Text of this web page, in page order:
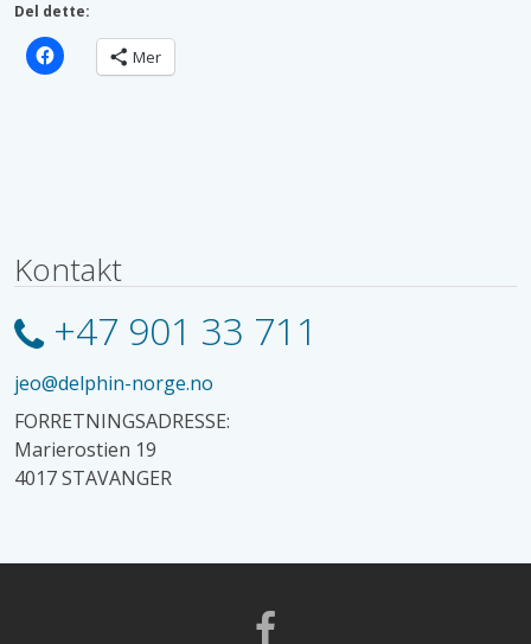
Del dette:
Mer
Kontakt
+47 901 33 711
jeo@delphin-norge.no
FORRETNINGSADRESSE:
Marierostien 19
4017 STAVANGER